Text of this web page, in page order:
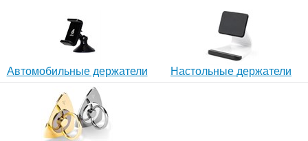
Автомобильные держатели Настольные держатели